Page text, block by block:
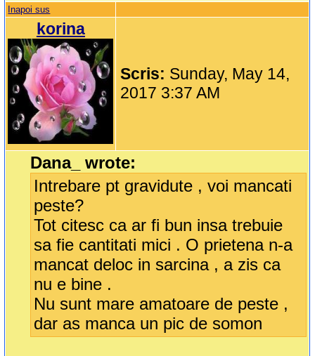
Inapoi sus
korina
Scris: Sunday, May 14,
2017 3:37 AM
Dana_ wrote:
Intrebare pt gravidute , voi mancati
peste?
Tot citesc ca ar fi bun insa trebuie
sa fie cantitati mici . O prietena n-a
mancat deloc in sarcina , a zis ca
nu e bine .
Nu sunt mare amatoare de peste ,
dar as manca un pic de somon